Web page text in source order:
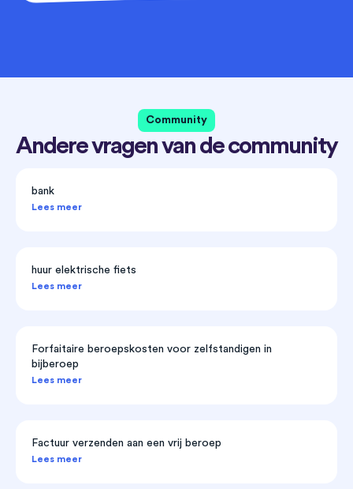
Community
Andere vragen van de community
bank
Lees meer
huur elektrische fiets
Lees meer
Forfaitaire beroepskosten voor zelfstandigen in
bijberoep
Lees meer
Factuur verzenden aan een vrij beroep
Lees meer